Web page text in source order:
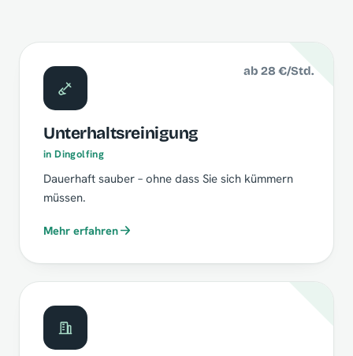
ab 28 €/Std.
Unterhaltsreinigung
in Dingolfing
Dauerhaft sauber – ohne dass Sie sich kümmern
müssen.
Mehr erfahren